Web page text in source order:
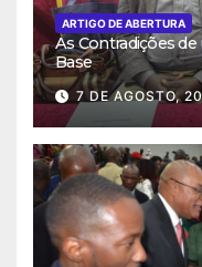
ARTIGO DE ABERTURA
As Contradições
Base
7 DE AGOSTO,